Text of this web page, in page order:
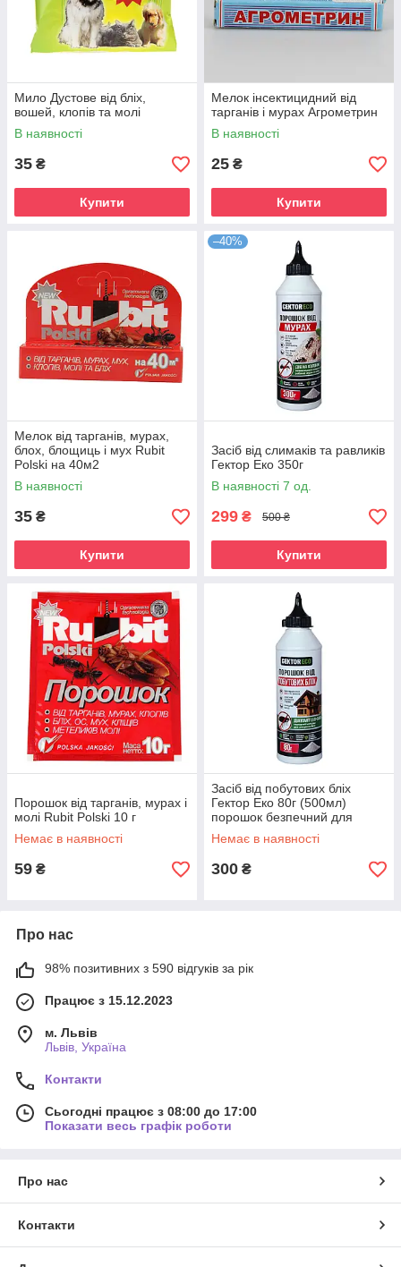
Мило Дустове від бліх,
вошей, клопів та молі
В наявності
35 ₴
Купити
Мелок інсектицидний від
тарганів і мурах Агрометрин
В наявності
25 ₴
Купити
Мелок від тарганів, мурах,
блох, блощиць і мух Rubit
Polski на 40м2
В наявності
35 ₴
Купити
–40%
Засіб від слимаків та равликів
Гектор Еко 350г
В наявності 7 од.
299 ₴ 500 ₴
Купити
Порошок від тарганів, мурах і
молі Rubit Polski 10 г
Немає в наявності
59 ₴
Засіб від побутових бліх
Гектор Еко 80г (500мл)
порошок безпечний для
людей та тварин
Немає в наявності
300 ₴
Про нас
98% позитивних з 590 відгуків за рік
Працює з 15.12.2023
м. Львів
Львів, Україна
Контакти
Сьогодні працює з 08:00 до 17:00
Показати весь графік роботи
Про нас
Контакти